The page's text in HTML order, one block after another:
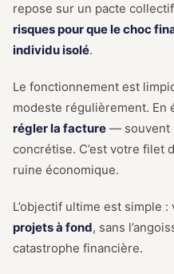
repose sur un pacte
risques pour que le choc
individu isolé.
Le fonctionnement est
modeste régulièrement. En
régler la facture — souvent
concrétise. C’est votre filet
ruine économique.
L’objectif ultime est simple
projets à fond, sans
catastrophe financière.